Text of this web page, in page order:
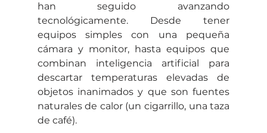
han seguido avanzando
tecnológicamente. Desde tener
equipos simples con una pequeña
cámara y monitor, hasta equipos que
combinan inteligencia artificial para
descartar temperaturas elevadas de
objetos inanimados y que son fuentes
naturales de calor (un cigarrillo, una taza
de café).